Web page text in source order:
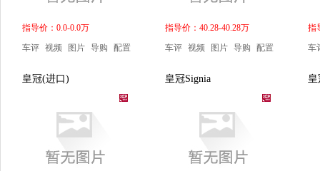
指导价：0.0-0.0万
车评 视频 图片 导购 配置
指导价：40.28-40.28万
车评 视频 图片 导购 配置
指
车
皇冠(进口) 皇冠Signia 皇